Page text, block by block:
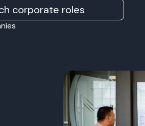
corporate roles